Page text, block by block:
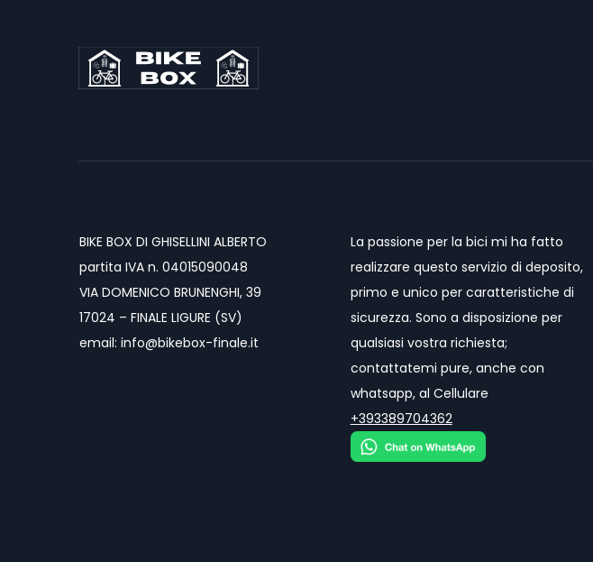
BIKE BOX DI GHISELLINI ALBERTO
partita IVA n. 04015090048
VIA DOMENICO BRUNENGHI, 39
17024 – FINALE LIGURE (SV)
email: info@bikebox-finale.it
La passione per la bici mi ha fatto
realizzare questo servizio di deposito,
primo e unico per caratteristiche di
sicurezza. Sono a disposizione per
qualsiasi vostra richiesta;
contattatemi pure, anche con
whatsapp, al Cellulare
+393389704362